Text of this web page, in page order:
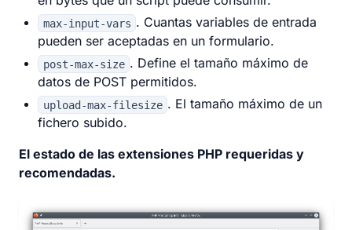
max-input-vars . Cuantas variables de entrada
pueden ser aceptadas en un formulario.
post-max-size . Define el tamaño máximo de
datos de POST permitidos.
upload-max-filesize . El tamaño máximo de un
fichero subido.
El estado de las extensiones PHP requeridas y
recomendadas.